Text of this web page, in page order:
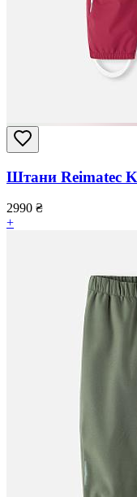
Штани Reimatec
2990 ₴
+